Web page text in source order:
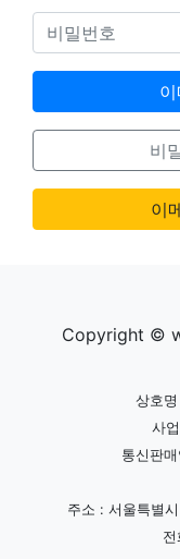
비
이
Copyright ©
상호
사
통신판
주소 : 서울특별